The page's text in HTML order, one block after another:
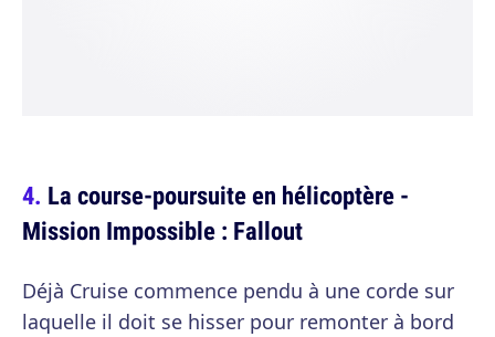
La course-poursuite en hélicoptère -
Mission Impossible : Fallout
Déjà Cruise commence pendu à une corde sur
laquelle il doit se hisser pour remonter à bord